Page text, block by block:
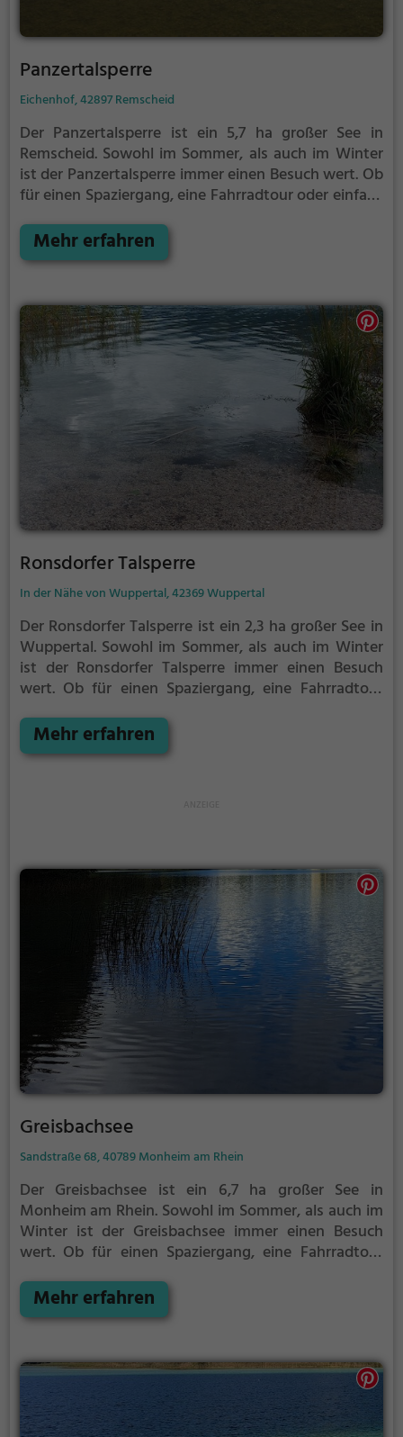
Panzertalsperre
Eichenhof, 42897 Remscheid
Der Panzertalsperre ist ein 5,7 ha großer See in
Remscheid. Sowohl im Sommer, als auch im Winter
ist der Panzertalsperre immer einen Besuch wert. Ob
für einen Spaziergang, eine Fahrradtour oder einfach
bietet zahlreiche Möglichkeiten für
Freizeitaktivitäten.
Mehr erfahren
Ronsdorfer Talsperre
In der Nähe von Wuppertal, 42369 Wuppertal
Der Ronsdorfer Talsperre ist ein 2,3 ha großer See in
Wuppertal. Sowohl im Sommer, als auch im Winter
ist der Ronsdorfer Talsperre immer einen Besuch
wert. Ob für einen Spaziergang, eine Fahrradtour
Ronsdorfer Talsperre bietet zahlreiche Möglichkeiten
für Freizeitaktivitäten.
Mehr erfahren
Greisbachsee
Sandstraße 68, 40789 Monheim am Rhein
Der Greisbachsee ist ein 6,7 ha großer See in
Monheim am Rhein. Sowohl im Sommer, als auch im
Winter ist der Greisbachsee immer einen Besuch
wert. Ob für einen Spaziergang, eine Fahrradtour
Greisbachsee bietet zahlreiche Möglichkeiten für
Freizeitaktivitäten.
Mehr erfahren